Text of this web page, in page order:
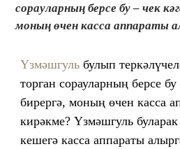
сорауларның берсе бу – чек
моның өчен касса аппараты
Үзмәшгуль булып
торган сорауларның берсе
бирергә, моның өчен касса
кирәкме? Үзмәшгуль
кешегә касса аппараты